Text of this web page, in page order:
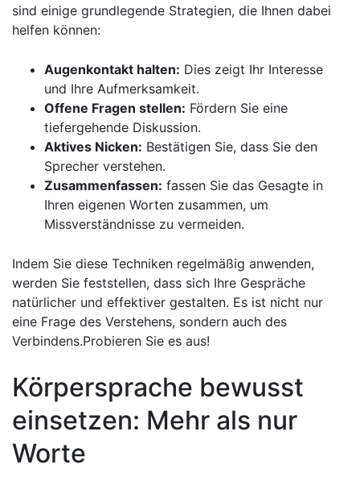
sind einige grundlegende Strategien, ⁤die‍ Ihnen‌ dabei
helfen können:
Augenkontakt ⁣halten: Dies zeigt Ihr Interesse
und⁣ Ihre Aufmerksamkeit.
Offene Fragen stellen: ⁢Fördern​ Sie eine​
tiefergehende Diskussion.
Aktives Nicken: Bestätigen Sie, dass Sie den
Sprecher ⁢verstehen.
Zusammenfassen: fassen Sie das Gesagte in
Ihren eigenen Worten zusammen, um
Missverständnisse zu vermeiden.
Indem Sie diese Techniken regelmäßig anwenden,
werden Sie feststellen, dass sich Ihre Gespräche
natürlicher und effektiver gestalten. Es ist nicht nur
eine Frage ‌des Verstehens, sondern auch des⁣
Verbindens.Probieren Sie es aus!
Körpersprache bewusst
‌einsetzen: Mehr als nur
Worte